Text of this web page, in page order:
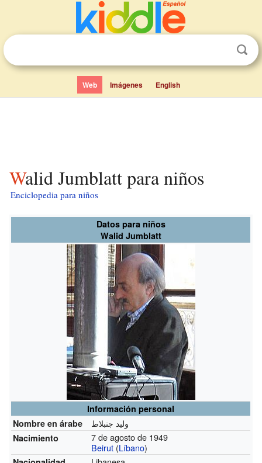
Web Imágenes English
Walid Jumblatt para niños
Enciclopedia para niños
Datos para niños
Walid Jumblatt
Información personal
Nombre en árabe
وليد جنبلاط
Nacimiento
7 de agosto de 1949
Beirut (Líbano)